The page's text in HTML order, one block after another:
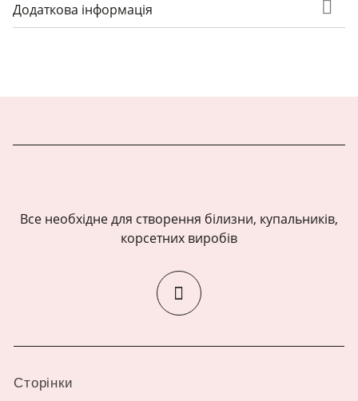
Додаткова інформація
Все необхідне для створення білизни, купальників,
корсетних виробів
Сторінки